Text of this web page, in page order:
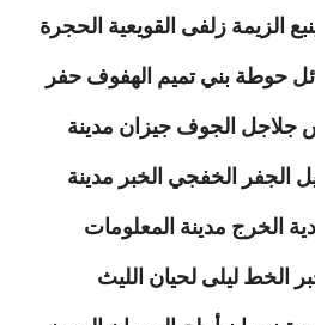
الزيمة زلفى القويعية الحجرة
حوطة بني تميم الهفوف حفر
جلاجل الجوف جيزان مدينة
الجفر الخفجي الخبر مدينة
الخرج مدينة المعلومات
الخط ليلى لحيان الليث